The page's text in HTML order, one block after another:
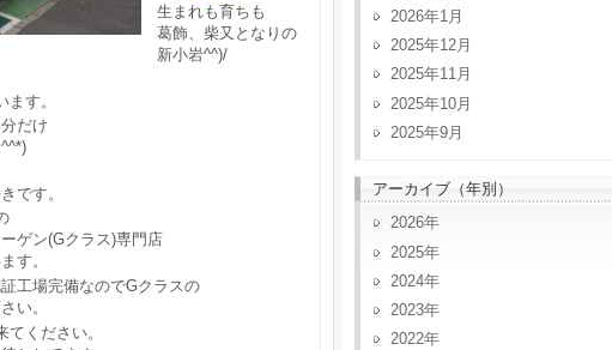
生まれも育ちも
葛飾、柴又となりの
新小岩^^)/
す。
だけ
です。
ゲン(Gクラス)専門店
す。
工場完備なのでGクラスの
い。
ください。
2026年1月
2025年12月
2025年11月
2025年10月
2025年9月
アーカイブ（年別）
2026
2025
2024
2023
2022